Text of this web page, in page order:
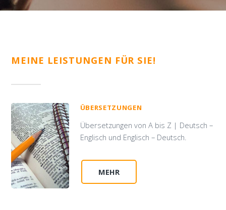
MEINE LEISTUNGEN FÜR SIE!
ÜBERSETZUNGEN
Übersetzungen von A bis Z | Deutsch –
Englisch und Englisch – Deutsch.
MEHR